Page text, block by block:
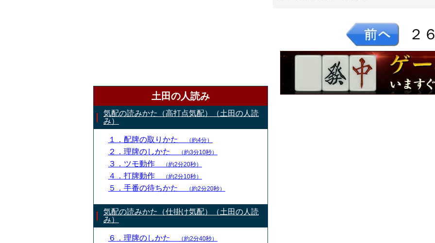
土田の人読み
気配の読みかた（高打点気配）（土田の人読
み）
１．配牌の取りかた （約4分）
２．理牌のしかた （約3分10秒）
３．ツモ動作 （約2分20秒）
４．打牌動作 （約2分10秒）
５．手番の待ちかた （約2分20秒）
気配の読みかた（仕掛け気配）（土田の人読
み）
６．理牌のしかた （約2分40秒）
２